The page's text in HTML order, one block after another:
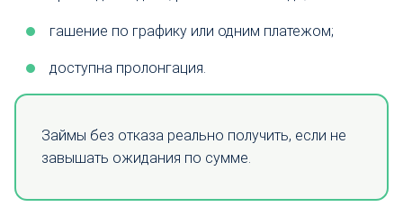
гашение по графику или одним платежом;
доступна пролонгация.
Займы без отказа реально получить, если не
завышать ожидания по сумме.